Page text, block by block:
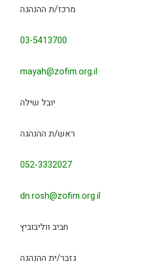
מרכז/ת ההנהגה
03-5413700
mayah@zofim.org.il
יובל שילה
ראש/ת ההנהגה
052-3332027
dn.rosh@zofim.org.il
חביב ווליבוביץ
גזבר/ית ההנהגה